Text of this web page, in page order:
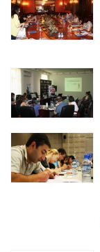
ნორმატიული
ბაზა
სტრატეგიული
გეგმა
არჩევნების
სანდოობის
რისკების
გენდერული
თანასწორობის
პოლიტიკა